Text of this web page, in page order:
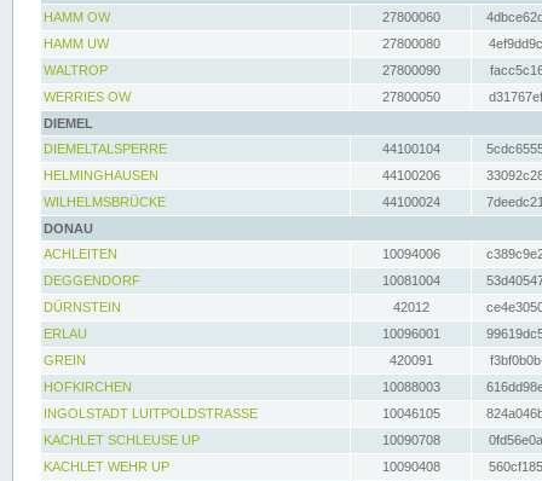
HAMM OW
27800060
HAMM UW
27800080
WALTROP
27800090
WERRIES OW
27800050
DIEMEL
DIEMELTALSPERRE
44100104
HELMINGHAUSEN
44100206
WILHELMSBRÜCKE
44100024
DONAU
ACHLEITEN
10094006
DEGGENDORF
10081004
DÜRNSTEIN
42012
ERLAU
10096001
GREIN
420091
HOFKIRCHEN
10088003
INGOLSTADT LUITPOLDSTRASSE
10046105
KACHLET SCHLEUSE UP
10090708
KACHLET WEHR UP
10090408